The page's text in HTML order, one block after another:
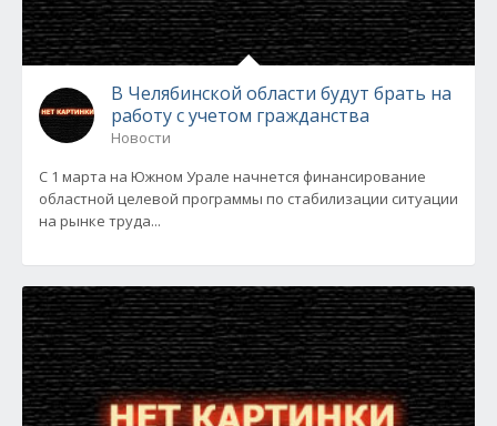
В Челябинской области будут брать на
работу с учетом гражданства
Новости
C 1 марта на Южном Урале начнется финансирование
областной целевой программы по стабилизации ситуации
на рынке труда...